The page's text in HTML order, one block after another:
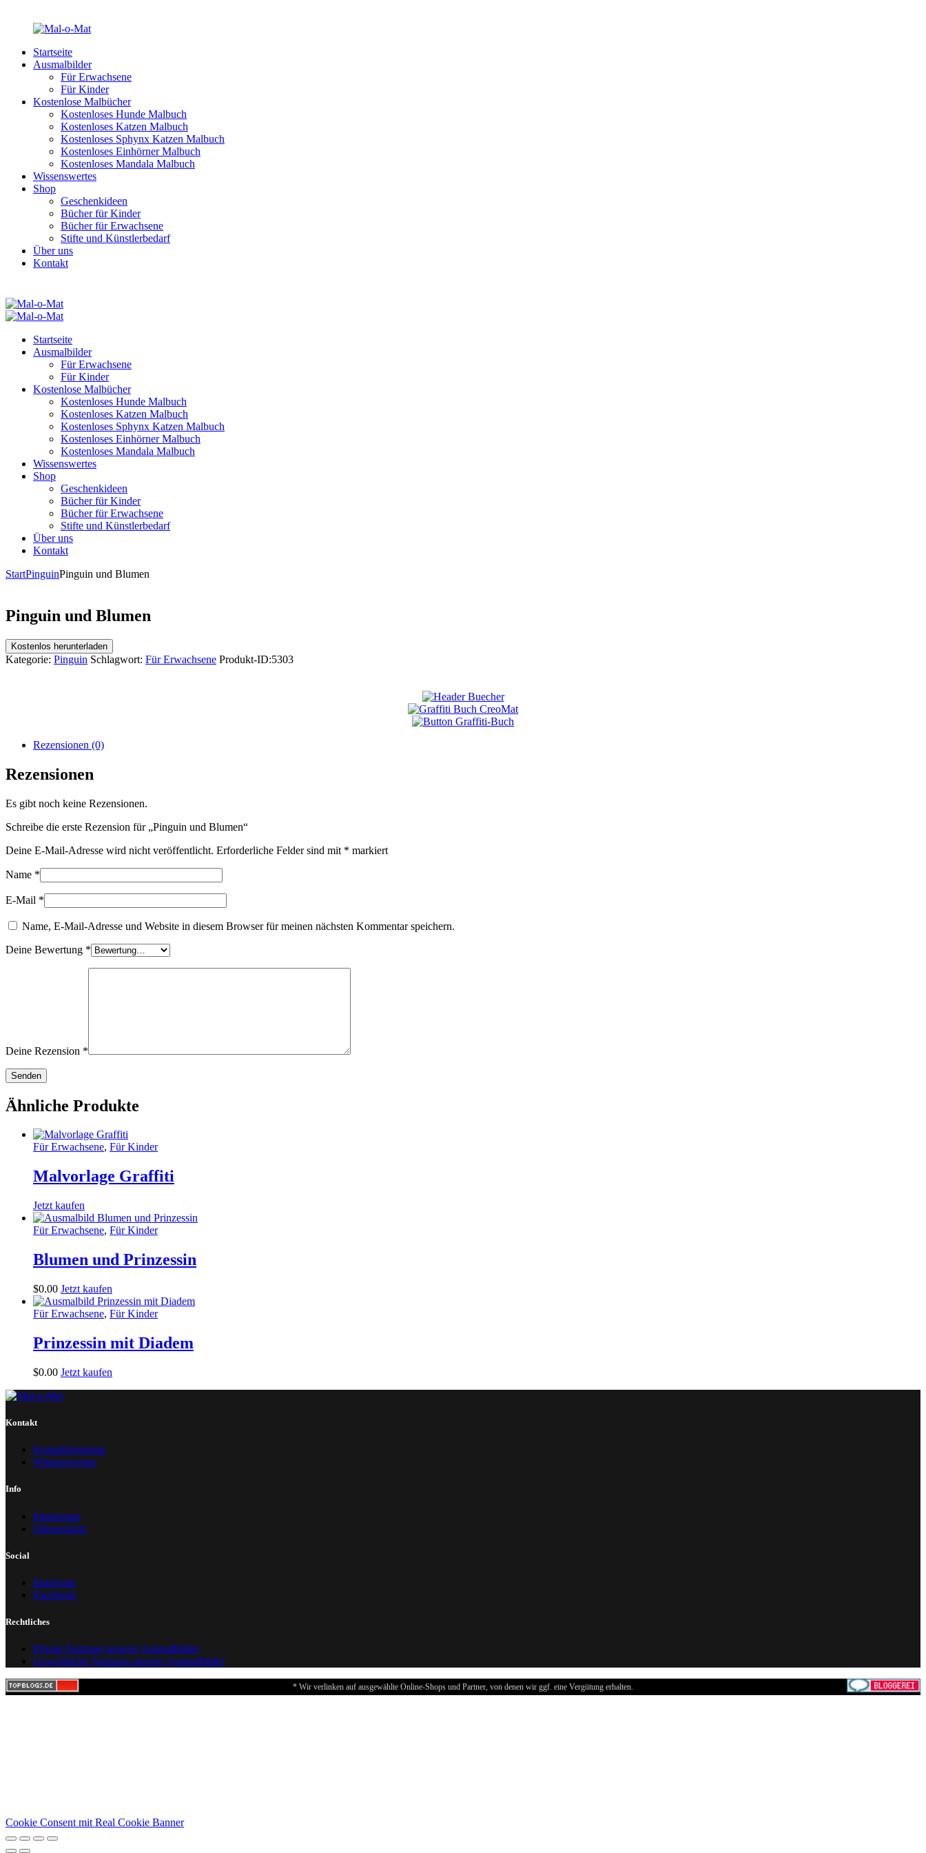
Startseite
Ausmalbilder
Für Erwachsene
Für Kinder
Kostenlose Malbücher
Kostenloses Hunde Malbuch
Kostenloses Katzen Malbuch
Kostenloses Sphynx Katzen Malbuch
Kostenloses Einhörner Malbuch
Kostenloses Mandala Malbuch
Wissenswertes
Shop
Geschenkideen
Bücher für Kinder
Bücher für Erwachsene
Stifte und Künstlerbedarf
Über uns
Kontakt
Startseite
Ausmalbilder
Für Erwachsene
Für Kinder
Kostenlose Malbücher
Kostenloses Hunde Malbuch
Kostenloses Katzen Malbuch
Kostenloses Sphynx Katzen Malbuch
Kostenloses Einhörner Malbuch
Kostenloses Mandala Malbuch
Wissenswertes
Shop
Geschenkideen
Bücher für Kinder
Bücher für Erwachsene
Stifte und Künstlerbedarf
Über uns
Kontakt
StartPinguinPinguin und Blumen
Pinguin und Blumen
Kostenlos herunterladen
Kategorie: Pinguin Schlagwort: Für Erwachsene Produkt-ID:5303
Rezensionen (0)
Rezensionen
Es gibt noch keine Rezensionen.
Schreibe die erste Rezension für „Pinguin und Blumen“
Deine E-Mail-Adresse wird nicht veröffentlicht. Erforderliche Felder sind mit * markiert
Name *
E-Mail *
Name, E-Mail-Adresse und Website in diesem Browser für meinen nächsten Kommentar speichern.
Deine Bewertung *
Deine Rezension *
Ähnliche Produkte
Für Erwachsene, Für Kinder
Malvorlage Graffiti
Jetzt kaufen
Für Erwachsene, Für Kinder
Blumen und Prinzessin
$0.00 Jetzt kaufen
Für Erwachsene, Für Kinder
Prinzessin mit Diadem
$0.00 Jetzt kaufen
Kontakt
Kontaktformular
Wissenswertes
Info
Impressum
Datenschutz
Social
Instagram
Facebook
Rechtliches
Private Nutzung unserer Ausmalbilder
Gewerbliche Nutzung unserer Ausmalbilder
* Wir verlinken auf ausgewählte Online-Shops und Partner, von denen wir ggf. eine Vergütung erhalten.
Cookie Consent mit Real Cookie Banner